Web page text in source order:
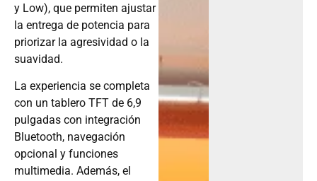
y Low), que permiten ajustar
la entrega de potencia para
priorizar la agresividad o la
suavidad.
La experiencia se completa
con un tablero TFT de 6,9
pulgadas con integración
Bluetooth, navegación
opcional y funciones
multimedia. Además, el